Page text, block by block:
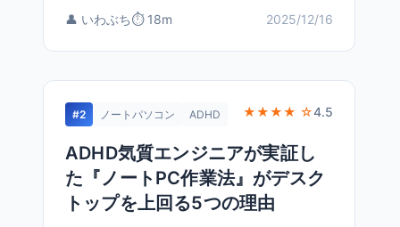
👤 いわぶち⏱️ 18m 2025/12/16
#2 ノートパソコン ADHD ★★★★ ☆4.5
ADHD気質エンジニアが実証し
た『ノートPC作業法』がデスク
トップを上回る5つの理由